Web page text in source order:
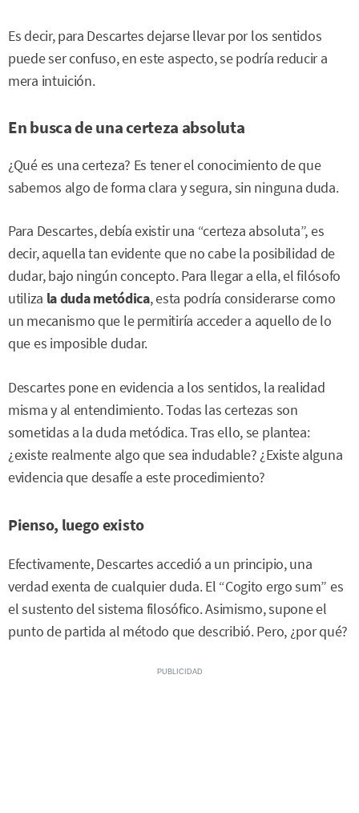
Es decir, para Descartes dejarse llevar por los sentidos
puede ser confuso, en este aspecto, se podría reducir a
mera intuición.
En busca de una certeza absoluta
¿Qué es una certeza? Es tener el conocimiento de que
sabemos algo de forma clara y segura, sin ninguna duda.
Para Descartes, debía existir una “certeza absoluta”, es
decir, aquella tan evidente que no cabe la posibilidad de
dudar, bajo ningún concepto. Para llegar a ella, el filósofo
utiliza la duda metódica, esta podría considerarse como
un mecanismo que le permitiría acceder a aquello de lo
que es imposible dudar.
Descartes pone en evidencia a los sentidos, la realidad
misma y al entendimiento. Todas las certezas son
sometidas a la duda metódica. Tras ello, se plantea:
¿existe realmente algo que sea indudable? ¿Existe alguna
evidencia que desafíe a este procedimiento?
Pienso, luego existo
Efectivamente, Descartes accedió a un principio, una
verdad exenta de cualquier duda. El “Cogito ergo sum” es
el sustento del sistema filosófico. Asimismo, supone el
punto de partida al método que describió. Pero, ¿por qué?